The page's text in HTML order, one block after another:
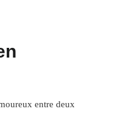
entre deux